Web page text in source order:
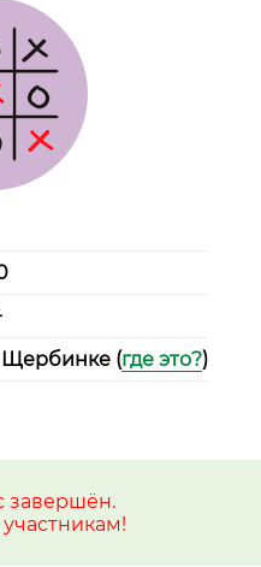
Щербинке (где это?)
завершён.